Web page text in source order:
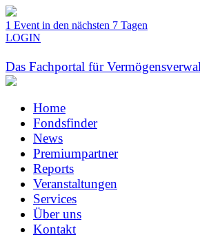
1 Event in den nächsten 7 Tagen
LOGIN
Das Fachportal für
Home
Fondsfinder
News
Premiumpartner
Reports
Veranstaltungen
Services
Über uns
Kontakt